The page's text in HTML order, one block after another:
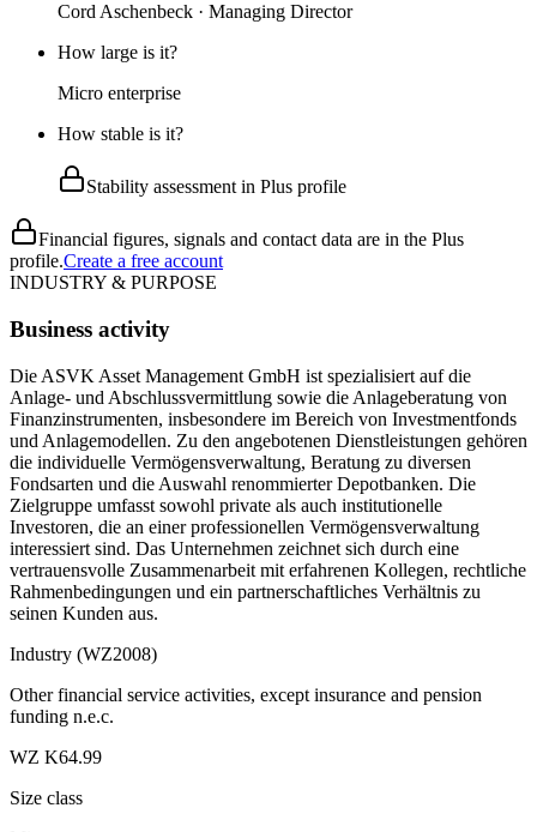
Cord Aschenbeck · Managing Director
How large is it?
Micro enterprise
How stable is it?
Stability assessment in Plus profile
Financial figures, signals and contact data are in the Plus
profile.Create a free account
INDUSTRY & PURPOSE
Business activity
Die ASVK Asset Management GmbH ist spezialisiert auf die
Anlage- und Abschlussvermittlung sowie die Anlageberatung von
Finanzinstrumenten, insbesondere im Bereich von Investmentfonds
und Anlagemodellen. Zu den angebotenen Dienstleistungen gehören
die individuelle Vermögensverwaltung, Beratung zu diversen
Fondsarten und die Auswahl renommierter Depotbanken. Die
Zielgruppe umfasst sowohl private als auch institutionelle
Investoren, die an einer professionellen Vermögensverwaltung
interessiert sind. Das Unternehmen zeichnet sich durch eine
vertrauensvolle Zusammenarbeit mit erfahrenen Kollegen, rechtliche
Rahmenbedingungen und ein partnerschaftliches Verhältnis zu
seinen Kunden aus.
Industry (WZ2008)
Other financial service activities, except insurance and pension
funding n.e.c.
WZ K64.99
Size class